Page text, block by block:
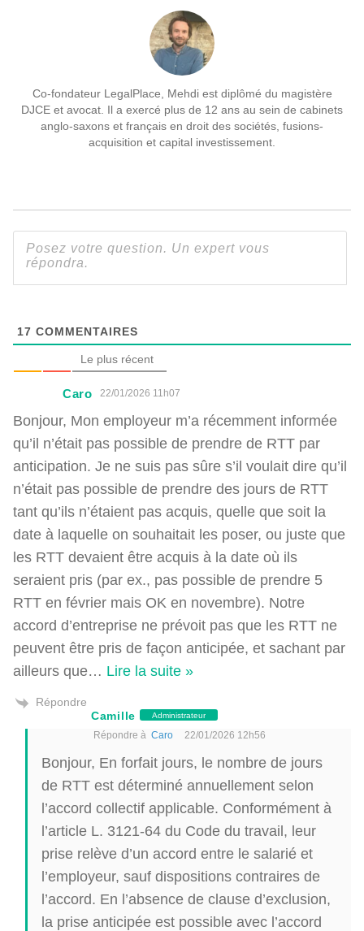
Co-fondateur LegalPlace, Mehdi est diplômé du magistère
DJCE et avocat. Il a exercé plus de 12 ans au sein de cabinets
anglo-saxons et français en droit des sociétés, fusions-
acquisition et capital investissement.
17 COMMENTAIRES
Le plus récent
Caro 22/01/2026 11h07
Bonjour, Mon employeur m’a récemment informée
qu’il n’était pas possible de prendre de RTT par
anticipation. Je ne suis pas sûre s’il voulait dire qu’il
n’était pas possible de prendre des jours de RTT
tant qu’ils n’étaient pas acquis, quelle que soit la
date à laquelle on souhaitait les poser, ou juste que
les RTT devaient être acquis à la date où ils
seraient pris (par ex., pas possible de prendre 5
RTT en février mais OK en novembre). Notre
accord d’entreprise ne prévoit pas que les RTT ne
peuvent être pris de façon anticipée, et sachant par
ailleurs que… Lire la suite »
Répondre
Camille
Administrateur
Répondre à Caro 22/01/2026 12h56
Bonjour, En forfait jours, le nombre de jours
de RTT est déterminé annuellement selon
l’accord collectif applicable. Conformément à
l’article L. 3121-64 du Code du travail, leur
prise relève d’un accord entre le salarié et
l’employeur, sauf dispositions contraires de
l’accord. En l’absence de clause d’exclusion,
la prise anticipée est possible avec l’accord